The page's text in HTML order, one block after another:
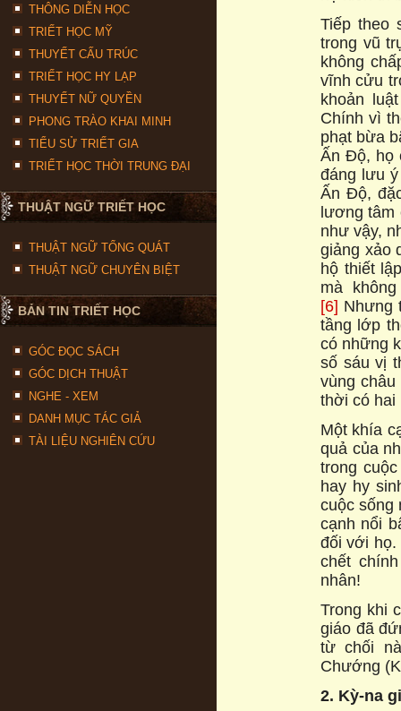
THÔNG DIỄN HỌC
TRIẾT HỌC MỸ
THUYẾT CẤU TRÚC
TRIẾT HỌC HY LẠP
THUYẾT NỮ QUYỀN
PHONG TRÀO KHAI MINH
TIỂU SỬ TRIẾT GIA
TRIẾT HỌC THỜI TRUNG ĐẠI
THUẬT NGỮ TRIẾT HỌC
THUẬT NGỮ TỔNG QUÁT
THUẬT NGỮ CHUYÊN BIỆT
BẢN TIN TRIẾT HỌC
GÓC ĐỌC SÁCH
GÓC DỊCH THUẬT
NGHE - XEM
DANH MỤC TÁC GIẢ
TÀI LIỆU NGHIÊN CỨU
Tiếp theo
trong vũ
không
vĩnh cửu
khoản
Chính vì
phạt bừa
Ấn Độ, họ
đáng lưu
Ấn Độ,
lương tâm
như vậy,
giảng xảo
hộ thiết
mà
[6] Nhưng
tầng lớp
có những
số sáu vị
vùng
thời có
Một khía
quả của
trong
hay hy
cuộc sống
cạnh nổi
đối với họ.
chết
nhân!
Trong khi
giáo đã
từ chối
Chướng
2. Kỳ-na